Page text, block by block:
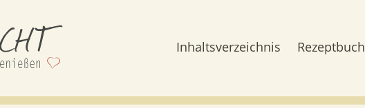
Inhaltsverzeichnis Rezeptbuch